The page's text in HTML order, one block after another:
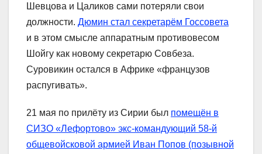
Шевцова и Цаликов сами потеряли свои
должности. Дюмин стал секретарём Госсовета
и в этом смысле аппаратным противовесом
Шойгу как новому секретарю Совбеза.
Суровикин остался в Африке «французов
распугивать».
21 мая по прилёту из Сирии был помещён в
СИЗО «Лефортово» экс-командующий 58-й
общевойсковой армией Иван Попов (позывной